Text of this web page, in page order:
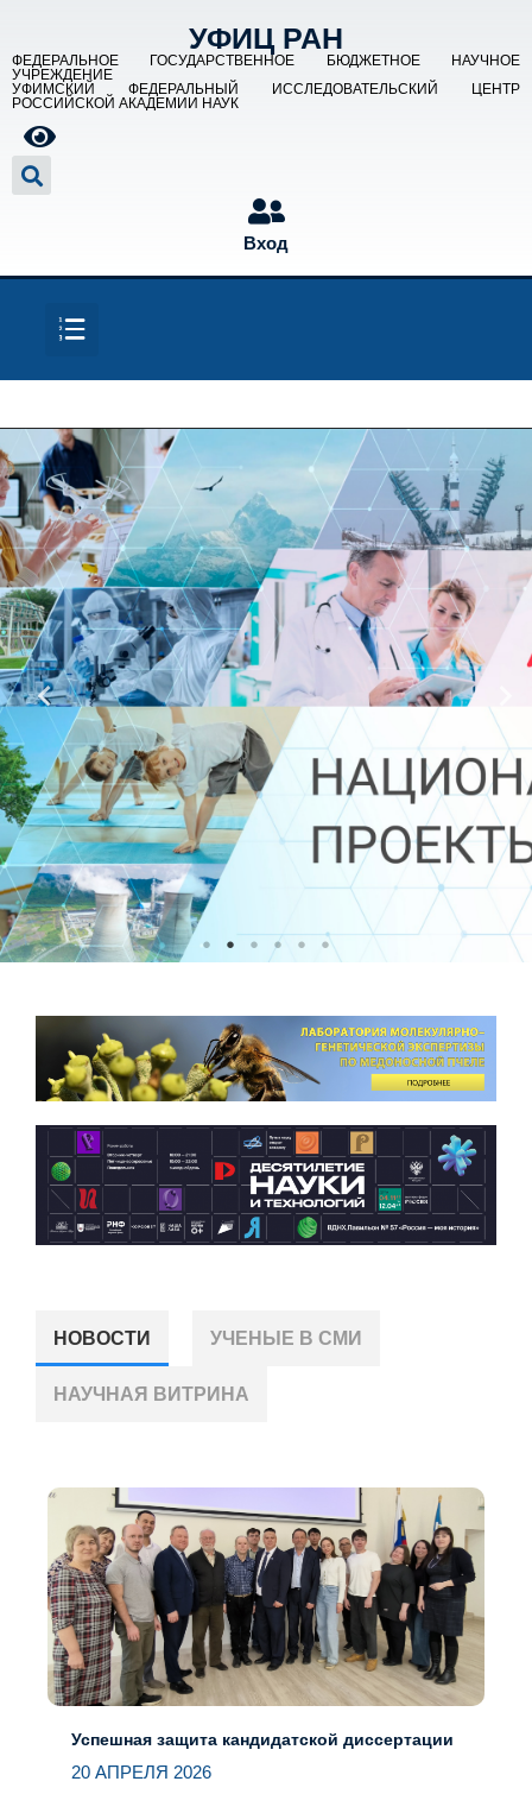
УФИЦ РАН
ФЕДЕРАЛЬНОЕ ГОСУДАРСТВЕННОЕ БЮДЖЕТНОЕ НАУЧНОЕ
УЧРЕЖДЕНИЕ
УФИМСКИЙ ФЕДЕРАЛЬНЫЙ ИССЛЕДОВАТЕЛЬСКИЙ ЦЕНТР
РОССИЙСКОЙ АКАДЕМИИ НАУК
Вход
НОВОСТИ УЧЕНЫЕ В СМИ
НАУЧНАЯ ВИТРИНА
Успешная защита кандидатской диссертации
20 АПРЕЛЯ 2026